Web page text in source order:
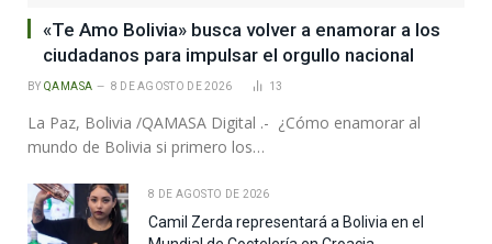
«Te Amo Bolivia» busca volver a enamorar a los
ciudadanos para impulsar el orgullo nacional
BY QAMASA 8 DE AGOSTO DE 2026 13
La Paz, Bolivia /QAMASA Digital .- ¿Cómo enamorar al
mundo de Bolivia si primero los…
8 DE AGOSTO DE 2026
Camil Zerda representará a Bolivia en el